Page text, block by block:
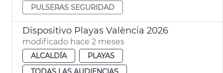
PULSERAS SEGURIDAD
Dispositivo Playas València 2026
modificado hace 2 meses
ALCALDÍA
PLAYAS